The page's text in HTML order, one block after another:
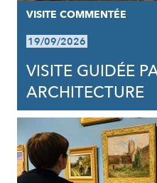
VISITE COMMENTÉE
19/09/2026
VISITE GUIDÉE
ARCHITECTURE